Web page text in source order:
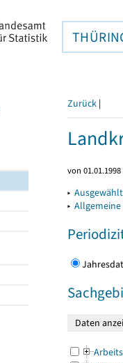
Zurück |
von
▸
▸